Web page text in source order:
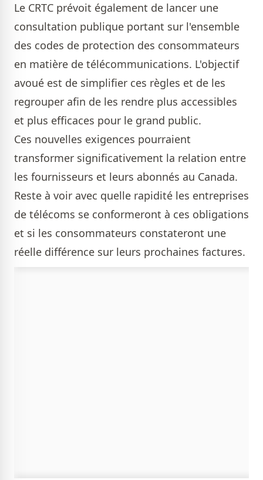
Le CRTC prévoit également de lancer une
consultation publique portant sur l'ensemble
des codes de protection des consommateurs
en matière de télécommunications. L'objectif
avoué est de simplifier ces règles et de les
regrouper afin de les rendre plus accessibles
et plus efficaces pour le grand public.
Ces nouvelles exigences pourraient
transformer significativement la relation entre
les fournisseurs et leurs abonnés au Canada.
Reste à voir avec quelle rapidité les entreprises
de télécoms se conformeront à ces obligations
et si les consommateurs constateront une
réelle différence sur leurs prochaines factures.